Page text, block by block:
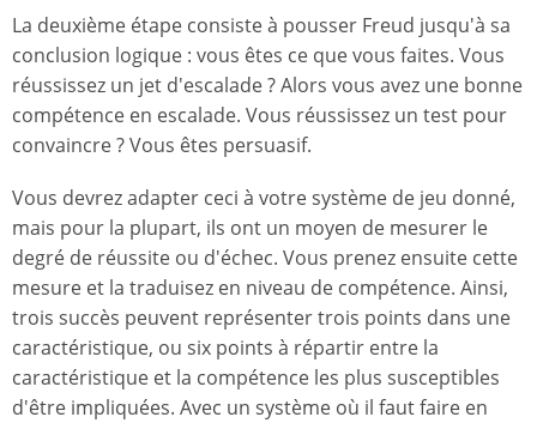
La deuxième étape consiste à pousser Freud jusqu'à sa
conclusion logique : vous êtes ce que vous faites. Vous
réussissez un jet d'escalade ? Alors vous avez une bonne
compétence en escalade. Vous réussissez un test pour
convaincre ? Vous êtes persuasif.
Vous devrez adapter ceci à votre système de jeu donné,
mais pour la plupart, ils ont un moyen de mesurer le
degré de réussite ou d'échec. Vous prenez ensuite cette
mesure et la traduisez en niveau de compétence. Ainsi,
trois succès peuvent représenter trois points dans une
caractéristique, ou six points à répartir entre la
caractéristique et la compétence les plus susceptibles
d'être impliquées. Avec un système où il faut faire en